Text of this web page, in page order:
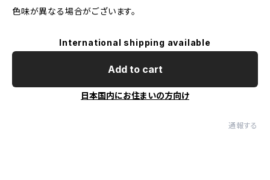
色味が異なる場合がございます。
International shipping available
Add to cart
日本国内にお住まいの方向け
通報する